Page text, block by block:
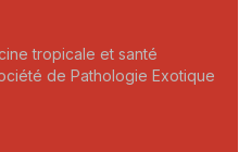
tropicale et santé
de Pathologie Exotique